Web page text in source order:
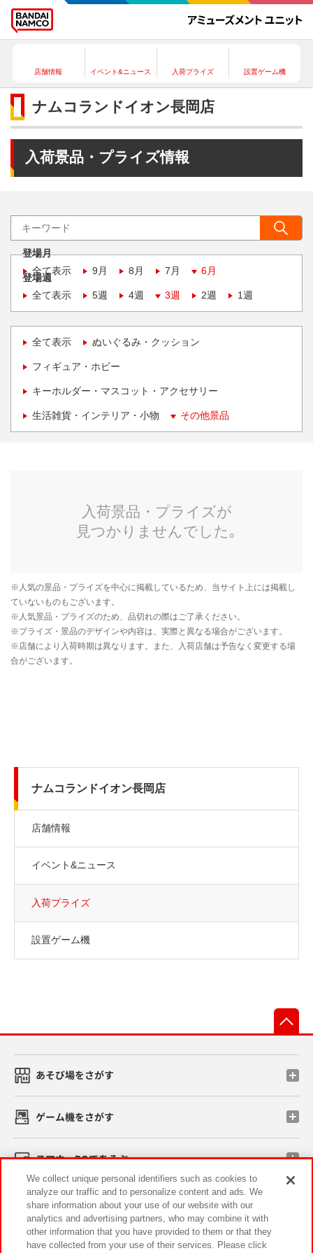
店舗情報 イベント&ニュース 入荷プライズ 設置ゲーム機
ナムコランドイオン長岡店
入荷景品・プライズ情報
登場月
全て表示
9月 8月 7月 6月
登場週
全て表示
5週 4週 3週 2週 1週
全て表示 ぬいぐるみ・クッション
フィギュア・ホビー
キーホルダー・マスコット・アクセサリー
生活雑貨・インテリア・小物 その他景品
ナムコランドイオン長岡店
店舗情報
イベント&ニュース
入荷プライズ
設置ゲーム機
あそび場をさがす
ゲーム機をさがす
スマホ・PCであそぶ
イベント・キャンペーン
We collect unique personal identifiers such as cookies to
analyze our traffic and to personalize content and ads. We
share information about your use of our website with our
analytics and advertising partners, who may combine it with
other information that you have provided to them or that they
have collected from your use of their services. Please click